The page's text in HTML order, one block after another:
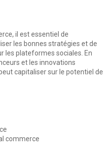
il est essentiel de
les bonnes stratégies et de
les plateformes sociales. En
et les innovations
capitaliser sur le potentiel de
commerce